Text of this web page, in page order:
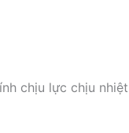
chịu lực chịu nhiệt